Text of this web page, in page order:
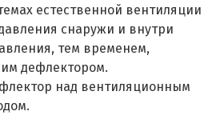
естественной вентиляции
снаружи и внутри
тем временем,
дефлектором.
над вентиляционным